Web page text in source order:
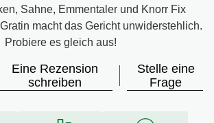
Sahne, Emmentaler und Knorr Fix
macht das Gericht unwiderstehlich.
Probiere es gleich aus!
Eine Rezension
schreiben
Stelle eine
Frage